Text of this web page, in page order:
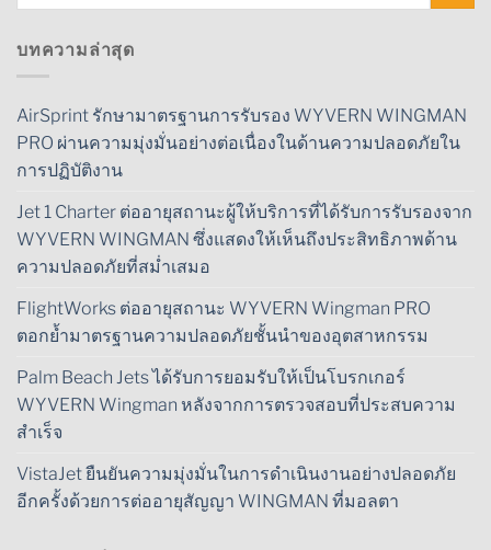
บทความล่าสุด
AirSprint รักษามาตรฐานการรับรอง WYVERN WINGMAN
PRO ผ่านความมุ่งมั่นอย่างต่อเนื่องในด้านความปลอดภัยใน
การปฏิบัติงาน
Jet 1 Charter ต่ออายุสถานะผู้ให้บริการที่ได้รับการรับรองจาก
WYVERN WINGMAN ซึ่งแสดงให้เห็นถึงประสิทธิภาพด้าน
ความปลอดภัยที่สม่ำเสมอ
FlightWorks ต่ออายุสถานะ WYVERN Wingman PRO
ตอกย้ำมาตรฐานความปลอดภัยชั้นนำของอุตสาหกรรม
Palm Beach Jets ได้รับการยอมรับให้เป็นโบรกเกอร์
WYVERN Wingman หลังจากการตรวจสอบที่ประสบความ
สำเร็จ
VistaJet ยืนยันความมุ่งมั่นในการดำเนินงานอย่างปลอดภัย
อีกครั้งด้วยการต่ออายุสัญญา WINGMAN ที่มอลตา